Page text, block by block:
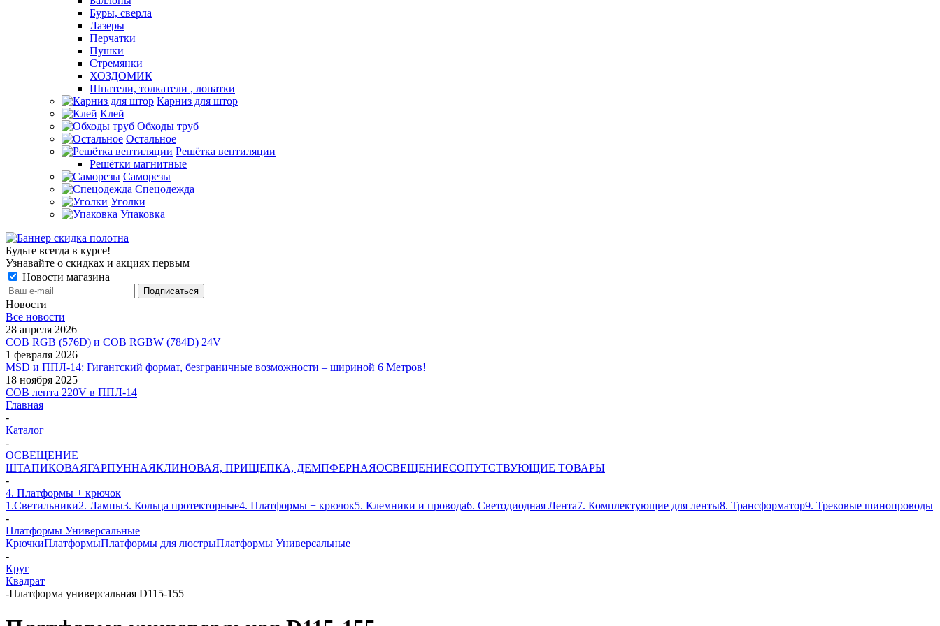
Буры, сверла
Лазеры
Перчатки
Пушки
Стремянки
ХОЗДОМИК
Шпатели, толкатели , лопатки
Карниз для штор
Клей
Обходы труб
Остальное
Решётка вентиляции
Решётки магнитные
Саморезы
Спецодежда
Уголки
Упаковка
Будьте всегда в курсе!
Узнавайте о скидках и акциях первым
Новости магазина
Новости
Все новости
28 апреля 2026
COB RGB (576D) и COB RGBW (784D) 24V
1 февраля 2026
MSD и ППЛ-14: Гигантский формат, безграничные возможности – шириной 6 Метров!
18 ноября 2025
COB лента 220V в ППЛ-14
Главная
-
Каталог
-
ОСВЕЩЕНИЕ
ШТАПИКОВАЯГАРПУННАЯКЛИНОВАЯ, ПРИЩЕПКА, ДЕМПФЕРНАЯОСВЕЩЕНИЕСОПУТСТВУЮЩИЕ ТОВАРЫ
-
4. Платформы + крючок
1.Светильники2. Лампы3. Кольца протекторные4. Платформы + крючок5. Клемники и провода6. Светодиодная Лента7. Комплектующие для ленты8. Трансформатор9. Трековые шинопроводы
-
Платформы Универсальные
КрючкиПлатформыПлатформы для люстрыПлатформы Универсальные
-
Круг
Квадрат
-Платформа универсальная D115-155